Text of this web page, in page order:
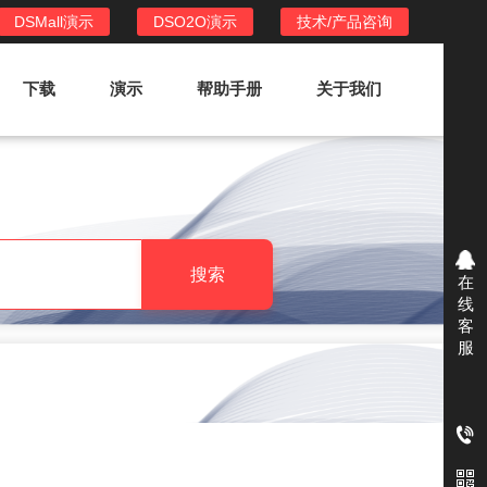
技术/产品咨询
DSO2O演示
DSMall演示
功能列表
提供新零售线上化经营管理工具，基于
LBS定位，只为让更多客户、多次到店
费
下载 演示 帮助手册 关于我们
搜索
在
线
客
服